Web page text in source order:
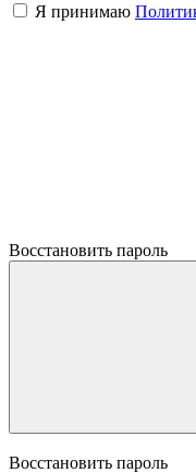
Я принимаю
Восстановить пароль
Восстановить пароль